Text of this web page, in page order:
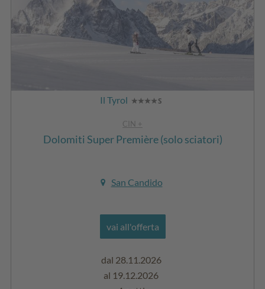
Il Tyrol
CIN +
Dolomiti Super Première (solo sciatori)
San Candido
vai all'offerta
dal 28.11.2026
al 19.12.2026